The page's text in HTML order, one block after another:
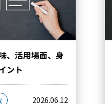
、活用場面、身
ント
2026.06.12